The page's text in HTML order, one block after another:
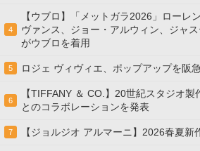
4
【ウブロ】「メットガラ2026」ローレ
ヴァンス、ジョー・アルウィン、ジャ
がウブロを着用
5 ロジェ ヴィヴィエ、ポップアップを阪
6
【TIFFANY ＆ CO.】20世紀スタジオ製
とのコラボレーションを発表
7 【ジョルジオ アルマーニ】2026春夏新